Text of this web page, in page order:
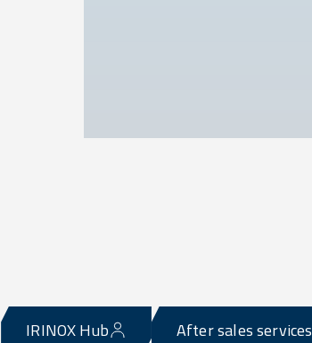
IRINOX Hub After sales services